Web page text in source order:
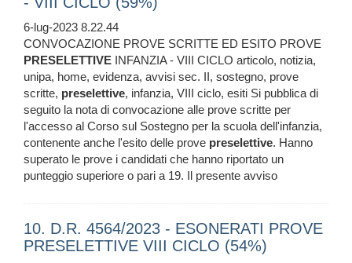
6-lug-2023 8.22.44
CONVOCAZIONE PROVE SCRITTE ED ESITO PROVE
PRESELETTIVE INFANZIA - VIII CICLO articolo, notizia,
unipa, home, evidenza, avvisi sec. II, sostegno, prove
scritte, preselettive, infanzia, VIII ciclo, esiti Si pubblica di
seguito la nota di convocazione alle prove scritte per
l'accesso al Corso sul Sostegno per la scuola dell'infanzia,
contenente anche l'esito delle prove preselettive. Hanno
superato le prove i candidati che hanno riportato un
punteggio superiore o pari a 19. Il presente avviso
10. D.R. 4564/2023 - ESONERATI PROVE
PRESELETTIVE VIII CICLO (54%)